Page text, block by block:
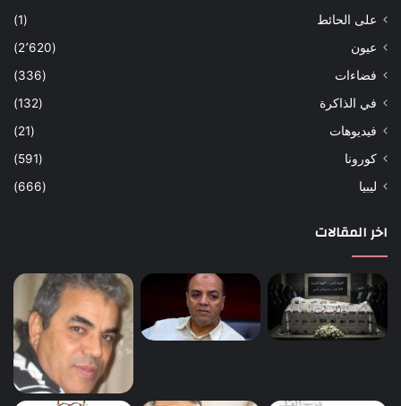
على الحائط
(1)
عيون
(2٬620)
فضاءات
(336)
في الذاكرة
(132)
فيديوهات
(21)
كورونا
(591)
ليبيا
(666)
اخر المقالات